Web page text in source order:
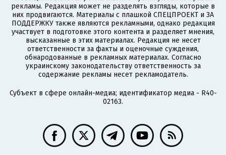
рекламы. Редакция может не разделять взгляды, которые в
них продвигаются. Материалы с плашкой СПЕЦПРОЕКТ и ЗА
ПОДДЕРЖКУ также являются рекламными, однако редакция
участвует в подготовке этого контента и разделяет мнения,
высказанные в этих материалах. Редакция не несет
ответственности за факты и оценочные суждения,
обнародованные в рекламных материалах. Согласно
украинскому законодательству ответственность за
содержание рекламы несет рекламодатель.
Субъект в сфере онлайн-медиа; идентификатор медиа - R40-
02163.